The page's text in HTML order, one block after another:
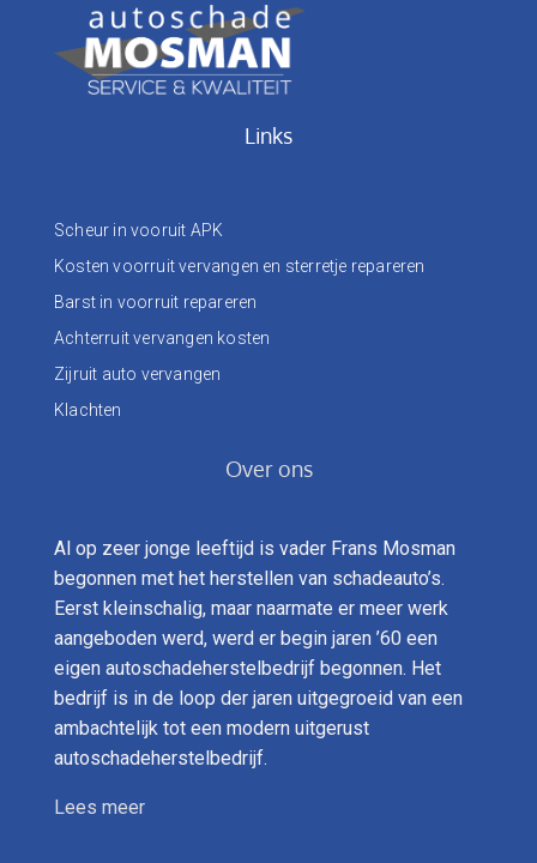
Links
Scheur in vooruit APK
Kosten voorruit vervangen en sterretje repareren
Barst in voorruit repareren
Achterruit vervangen kosten
Zijruit auto vervangen
Klachten
Over ons
Al op zeer jonge leeftijd is vader Frans Mosman
begonnen met het herstellen van schadeauto’s.
Eerst kleinschalig, maar naarmate er meer werk
aangeboden werd, werd er begin jaren ’60 een
eigen autoschadeherstelbedrijf begonnen. Het
bedrijf is in de loop der jaren uitgegroeid van een
ambachtelijk tot een modern uitgerust
autoschadeherstelbedrijf.
Lees meer